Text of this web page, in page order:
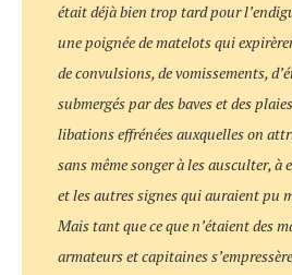
était déjà bien trop tard pour
une poignée de matelots qui
de convulsions, de vomissements,
submergés par des baves et des
libations effrénées auxquelles on
sans même songer à les ausculter, à
et les autres signes qui auraient pu
Mais tant que ce que n’étaient des
armateurs et capitaines